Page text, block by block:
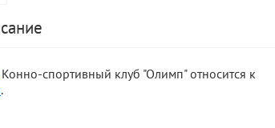
Конно-спортивный клуб "Олимп" относится к
.